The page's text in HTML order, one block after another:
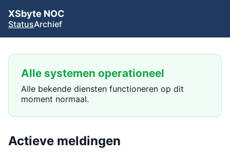
XSbyte NOC
StatusArchief
Alle systemen operationeel
Alle bekende diensten functioneren op dit
moment normaal.
Actieve meldingen